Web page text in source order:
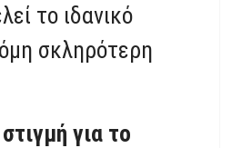
το ιδανικό
σκληρότερη
για το